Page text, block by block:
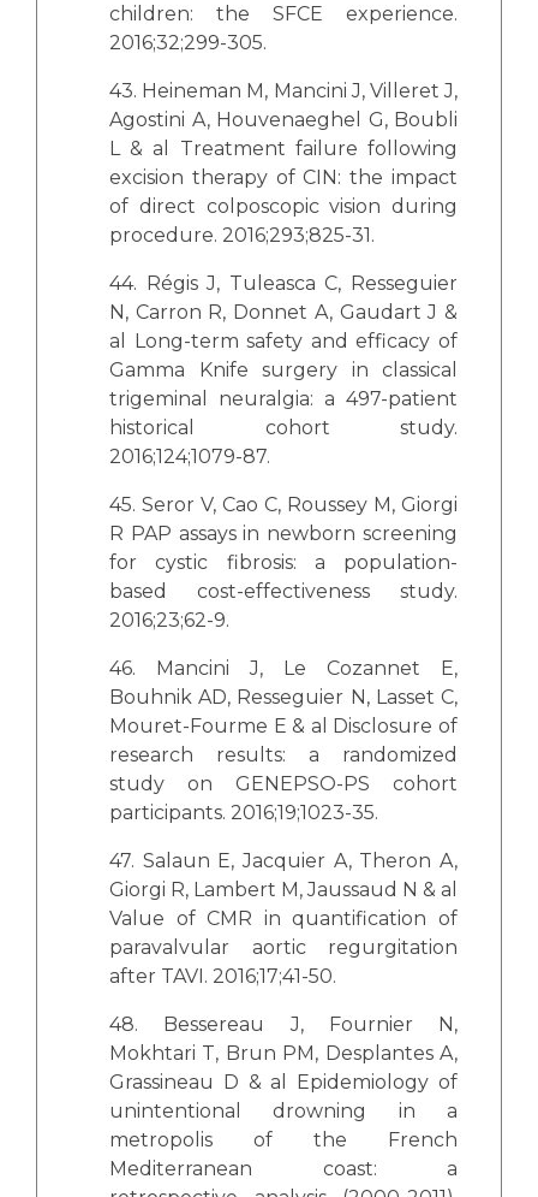
children: the SFCE experience.
2016;32;299-305.
43. Heineman M, Mancini J, Villeret J,
Agostini A, Houvenaeghel G, Boubli
L & al Treatment failure following
excision therapy of CIN: the impact
of direct colposcopic vision during
procedure. 2016;293;825-31.
44. Régis J, Tuleasca C, Resseguier
N, Carron R, Donnet A, Gaudart J &
al Long-term safety and efficacy of
Gamma Knife surgery in classical
trigeminal neuralgia: a 497-patient
historical cohort study.
2016;124;1079-87.
45. Seror V, Cao C, Roussey M, Giorgi
R PAP assays in newborn screening
for cystic fibrosis: a population-
based cost-effectiveness study.
2016;23;62-9.
46. Mancini J, Le Cozannet E,
Bouhnik AD, Resseguier N, Lasset C,
Mouret-Fourme E & al Disclosure of
research results: a randomized
study on GENEPSO-PS cohort
participants. 2016;19;1023-35.
47. Salaun E, Jacquier A, Theron A,
Giorgi R, Lambert M, Jaussaud N & al
Value of CMR in quantification of
paravalvular aortic regurgitation
after TAVI. 2016;17;41-50.
48. Bessereau J, Fournier N,
Mokhtari T, Brun PM, Desplantes A,
Grassineau D & al Epidemiology of
unintentional drowning in a
metropolis of the French
Mediterranean coast: a